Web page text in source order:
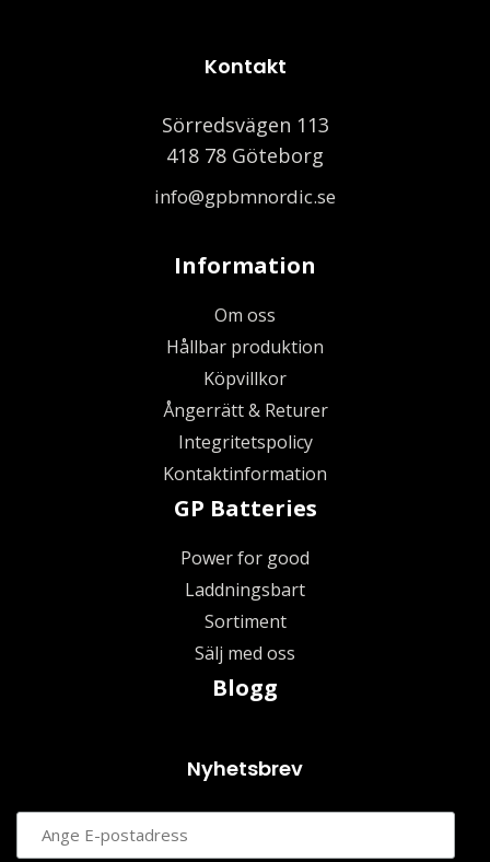
Kontakt
Sörredsvägen 113
418 78 Göteborg
info@gpbmnordic.se
Information
Om oss
Hållbar produktion
Köpvillkor
Ångerrätt & Returer
Integritetspolicy
Kontaktinformation
GP Batteries
Power for good
Laddningsbart
Sortiment
Sälj med oss
Blogg
Nyhetsbrev